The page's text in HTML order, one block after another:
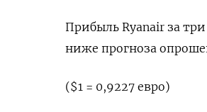
Прибыль Ryanair за
ниже прогноза
($1 = 0,9227 евро)